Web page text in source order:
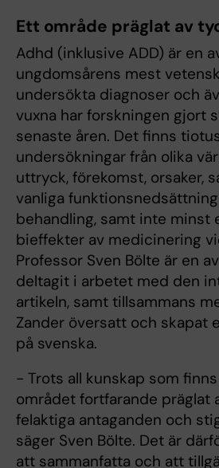
Ett område präglat av
Adhd (inklusive ADD) är en
ungdomsårens mest
undersökta diagnoser och
vuxna har forskningen gjort
senaste åren. Det finns
undersökningar från olika
uttryck, förekomst, orsaker,
vanliga
behandling, samt inte minst
bieffekter av medicinering
Professor Sven Bölte är en
deltagit i arbetet med den
artikeln, samt tillsammans
Zander översatt och skapat
på svenska.
- Trots all kunskap som
området fortfarande präglat
felaktiga antaganden och
säger Sven Bölte. Det är
att sammanfatta och att